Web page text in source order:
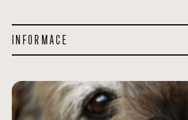
INFORMACE